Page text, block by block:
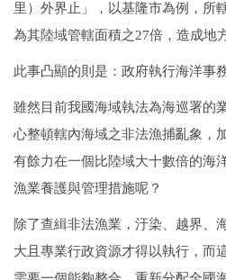
里）外界止」，以基隆市為例，所
為其陸域管轄面積之27倍，造成地
此事凸顯的則是：政府執行海洋事
雖然目前我國海域執法為海巡署的
心整頓轄內海域之非法漁捕亂象，
有餘力在一個比陸域大十數倍的海
漁業養護與管理措施呢？
除了查緝非法漁業，汙染、越界、
大且專業行政資源才得以執行，而